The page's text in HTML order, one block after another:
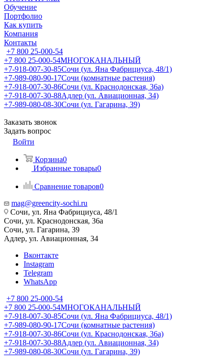
Обучение
Портфолио
Как купить
Компания
Контакты
+7 800 25-000-54
+7 800 25-000-54МНОГОКАНАЛЬНЫЙ
+7-918-007-30-85Сочи (ул. Яна Фабрициуса, 48/1)
+7-989-080-90-17Сочи (комнатные растения)
+7-918-007-30-86Сочи (ул. Краснодонская, 36а)
+7-918-007-30-88Адлер (ул. Авиационная, 34)
+7-989-080-08-30Сочи (ул. Гагарина, 39)
Заказать звонок
Задать вопрос
Войти
Корзина0
Избранные товары0
Сравнение товаров0
mag@greencity-sochi.ru
Сочи, ул. Яна Фабрициуса, 48/1
Сочи, ул. Краснодонская, 36а
Сочи, ул. Гагарина, 39
Адлер, ул. Авиационная, 34
Вконтакте
Instagram
Telegram
WhatsApp
+7 800 25-000-54
+7 800 25-000-54МНОГОКАНАЛЬНЫЙ
+7-918-007-30-85Сочи (ул. Яна Фабрициуса, 48/1)
+7-989-080-90-17Сочи (комнатные растения)
+7-918-007-30-86Сочи (ул. Краснодонская, 36а)
+7-918-007-30-88Адлер (ул. Авиационная, 34)
+7-989-080-08-30Сочи (ул. Гагарина, 39)